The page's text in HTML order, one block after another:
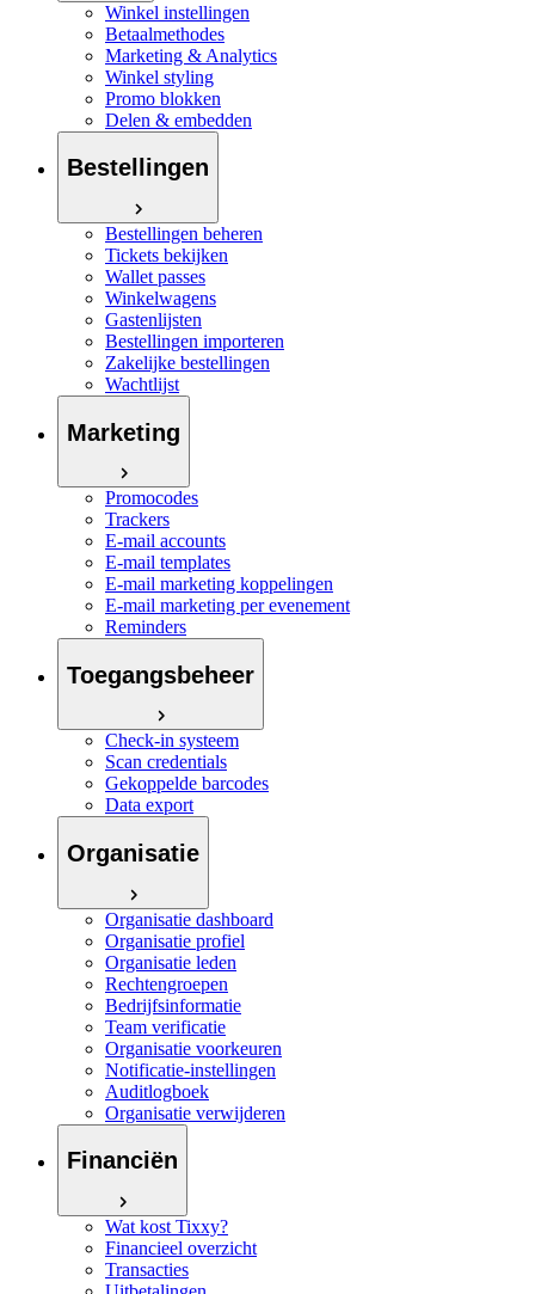
Winkel instellingen
Betaalmethodes
Marketing & Analytics
Winkel styling
Promo blokken
Delen & embedden
Bestellingen
Bestellingen beheren
Tickets bekijken
Wallet passes
Winkelwagens
Gastenlijsten
Bestellingen importeren
Zakelijke bestellingen
Wachtlijst
Marketing
Promocodes
Trackers
E-mail accounts
E-mail templates
E-mail marketing koppelingen
E-mail marketing per evenement
Reminders
Toegangsbeheer
Check-in systeem
Scan credentials
Gekoppelde barcodes
Data export
Organisatie
Organisatie dashboard
Organisatie profiel
Organisatie leden
Rechtengroepen
Bedrijfsinformatie
Team verificatie
Organisatie voorkeuren
Notificatie-instellingen
Auditlogboek
Organisatie verwijderen
Financiën
Wat kost Tixxy?
Financieel overzicht
Transacties